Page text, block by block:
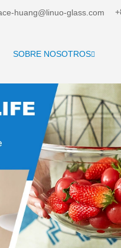
huang@linuo-glass.com
SOBRE NOSOTROS